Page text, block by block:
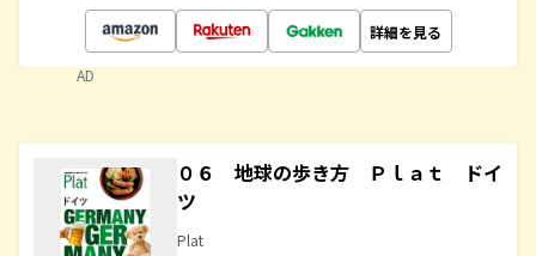
詳細を見る
AD
０６ 地球の歩き方 Ｐｌａｔ ドイ
ツ
Plat